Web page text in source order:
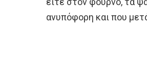
ανυπόφορη και που